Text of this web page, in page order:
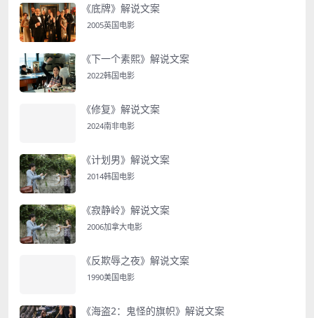
《底牌》解说文案
2005英国电影
《下一个素熙》解说文案
2022韩国电影
《修复》解说文案
2024南非电影
《计划男》解说文案
2014韩国电影
《寂静岭》解说文案
2006加拿大电影
《反欺辱之夜》解说文案
1990美国电影
《海盗2：鬼怪的旗帜》解说文案